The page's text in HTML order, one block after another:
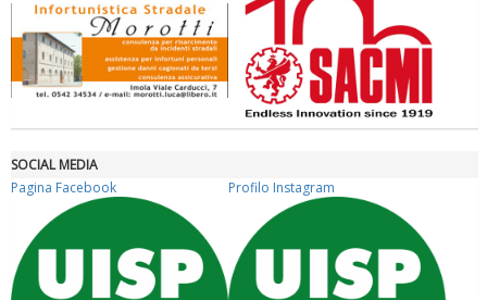
Tiziano Pesce nel Cda di Fondazione Terzjus: prima riunione a
Roma
SOCIAL MEDIA
Pagina Facebook
Profilo Instagram